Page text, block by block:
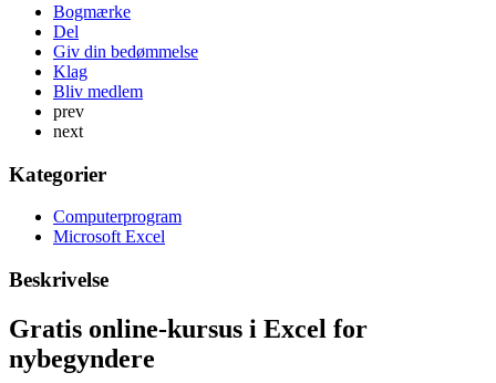
Bogmærke
Del
Giv din bedømmelse
Klag
Bliv medlem
prev
next
Kategorier
Computerprogram
Microsoft Excel
Beskrivelse
Gratis online-kursus i Excel for
nybegyndere